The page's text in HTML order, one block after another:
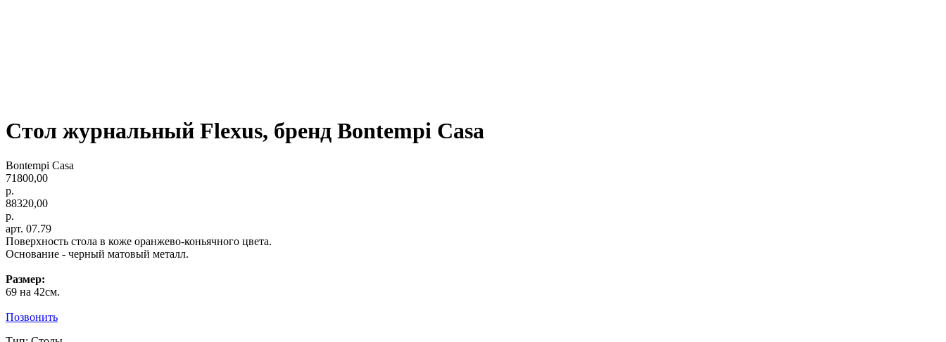
Стол журнальный Flexus, бренд Bontempi Casa
Bontempi Casa
71800,00
р.
88320,00
р.
арт. 07.79
Поверхность стола в коже оранжево-коньячного цвета.
Основание - черный матовый металл.
Размер:
69 на 42см.
Позвонить